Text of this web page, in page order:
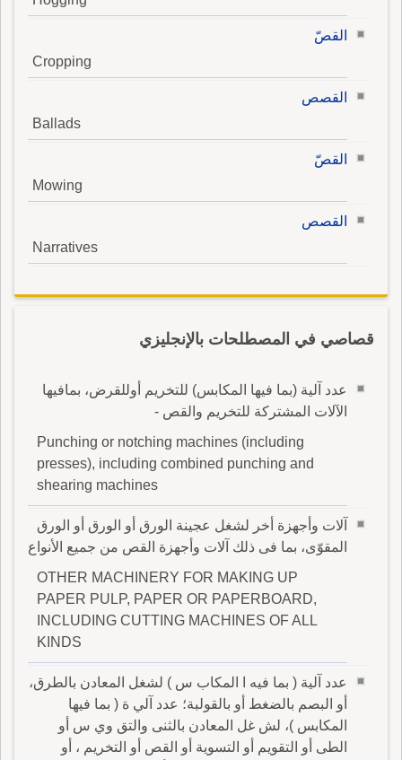
القصّ
Cropping
القصص
Ballads
القصّ
Mowing
القصص
Narratives
قصاصي في المصطلحات بالإنجليزي
عدد آلية (بما فيها المكابس) للتخريم أوللقرض، بمافيها
الآلات المشتركة للتخريم والقص -
Punching or notching machines (including
presses), including combined punching and
shearing machines
آلات وأجهزة أخر لشغل عجينة الورق أو الورق أو الورق
المقوّى، بما فى ذلك آلات وأجهزة القص من جميع الأنواع
OTHER MACHINERY FOR MAKING UP
PAPER PULP, PAPER OR PAPERBOARD,
INCLUDING CUTTING MACHINES OF ALL
KINDS
عدد آلية ( بما فيه ا المكاب س ) لشغل المعادن بالطرق،
أو البصم بالضغط أو بالقولبة؛ عدد آلي ة ( بما فيها
المكابس )، لش غل المعادن بالثنى والتق وي س أو
الطى أو التقويم أو التسوية أو القص أو التخريم ، أو